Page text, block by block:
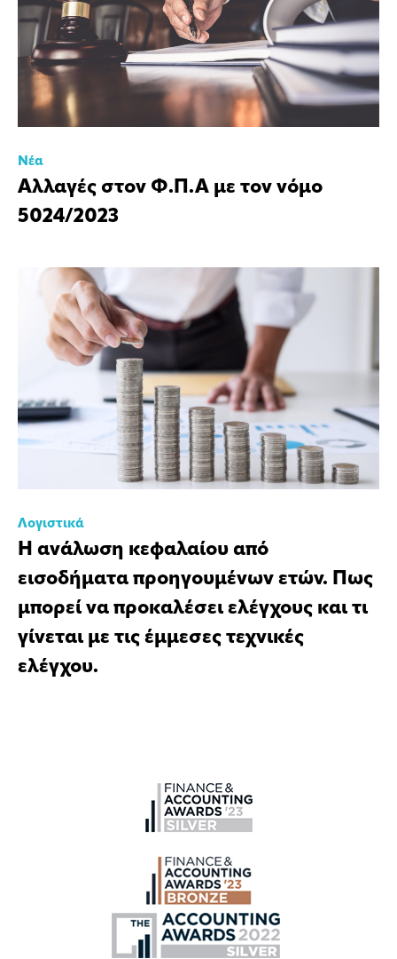
Νέα
Αλλαγές στον Φ.Π.Α με τον νόμο
5024/2023
Λογιστικά
Η ανάλωση κεφαλαίου από
εισοδήματα προηγουμένων ετών. Πως
μπορεί να προκαλέσει ελέγχους και τι
γίνεται με τις έμμεσες τεχνικές
ελέγχου.